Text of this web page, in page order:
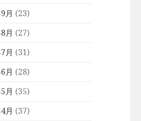
月 (23)
月 (27)
月 (31)
月 (28)
月 (35)
月 (37)